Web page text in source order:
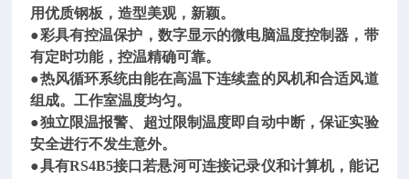
用优质钢板，造型美观，新颖。
●彩具有控温保护，数字显示的微电脑温度控制器，带
有定时功能，控温精确可靠。
●热风循环系统由能在高温下连续盍的风机和合适风道
组成。工作室温度均匀。
●独立限温报警、超过限制温度即自动中断，保证实验
安全进行不发生意外。
●具有RS4B5接口若悬河可连接记录仪和计算机，能记